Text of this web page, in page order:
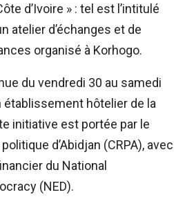
d’Ivoire » : tel est l’intitulé
atelier d’échanges et de
organisé à Korhogo.
du vendredi 30 au samedi
établissement hôtelier de la
initiative est portée par le
d’Abidjan (CRPA), avec
du National
(NED).